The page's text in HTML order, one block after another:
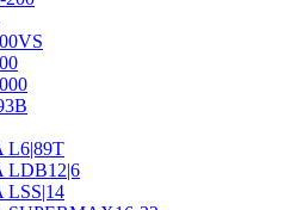
L6|89T
LDB12|6